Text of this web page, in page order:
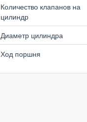
Количество клапанов на
цилиндр
Диаметр цилиндра
Ход поршня